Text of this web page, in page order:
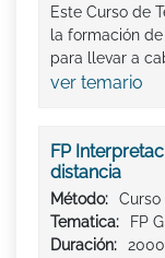
Este Curso de
la formación
para llevar a
ver temario
FP
distancia
Método:
Curso
Tematica:
FP
Duración: